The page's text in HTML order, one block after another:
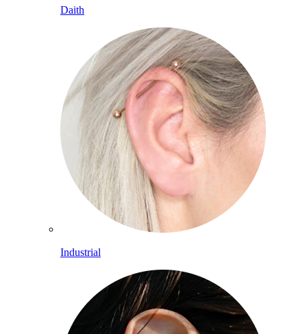
Daith
Industrial